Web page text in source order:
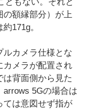
の額縁部分）が上
171g。
ルカメラ仕様とな
カメラが配置され
背面側から見た
5Gの場合は
ては意図せず指が